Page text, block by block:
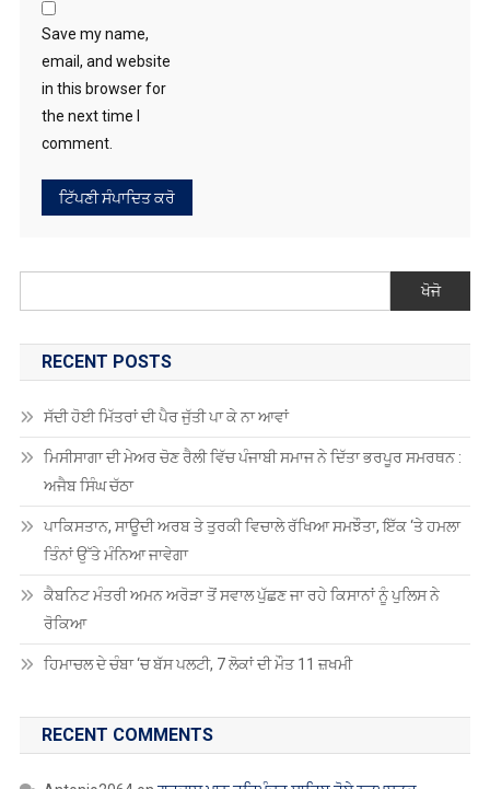
the next time I
comment.
RECENT POSTS
ਮਿਸੀਸਾਗਾ ਦੀ ਮੇਅਰ ਚੋਣ ਰੈਲੀ ਵਿੱਚ ਪੰਜਾਬੀ ਸਮਾਜ ਨੇ ਦਿੱਤਾ ਭਰਪੂਰ ਸਮਰਥਨ :
ਪਾਕਿਸਤਾਨ, ਸਾਊਦੀ ਅਰਬ ਤੇ ਤੁਰਕੀ ਵਿਚਾਲੇ ਰੱਖਿਆ ਸਮਝੌਤਾ, ਇੱਕ ‘ਤੇ ਹਮਲਾ
ਤਿੰਨਾਂ ਉੱਤੇ ਮੰਨਿਆ ਜਾਵੇਗਾ
ਕੈਬਨਿਟ ਮੰਤਰੀ ਅਮਨ ਅਰੋੜਾ ਤੋਂ ਸਵਾਲ ਪੁੱਛਣ ਜਾ ਰਹੇ ਕਿਸਾਨਾਂ ਨੂੰ ਪੁਲਿਸ ਨੇ
ਰੋਕਿਆ
ਹਿਮਾਚਲ ਦੇ ਚੰਬਾ ‘ਚ ਬੱਸ ਪਲਟੀ, 7 ਲੋਕਾਂ ਦੀ ਮੌਤ 11 ਜ਼ਖਮੀ
RECENT COMMENTS
Robin Singh Robin Singhon